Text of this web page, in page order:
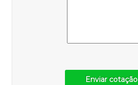
Enviar cotação